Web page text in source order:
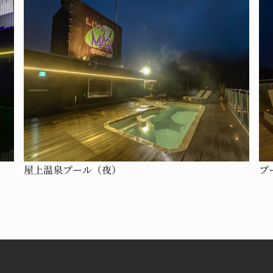
屋上温泉プール（夜） プ